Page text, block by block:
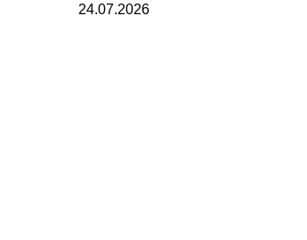
24.07.2026